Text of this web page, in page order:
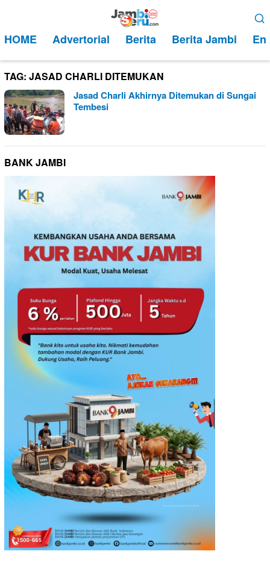
kontenMobile
HOME Advertorial Berita Berita Jambi
TAG: JASAD CHARLI DITEMUKAN
Jasad Charli Akhirnya Ditemukan di Sungai
Tembesi
BANK JAMBI